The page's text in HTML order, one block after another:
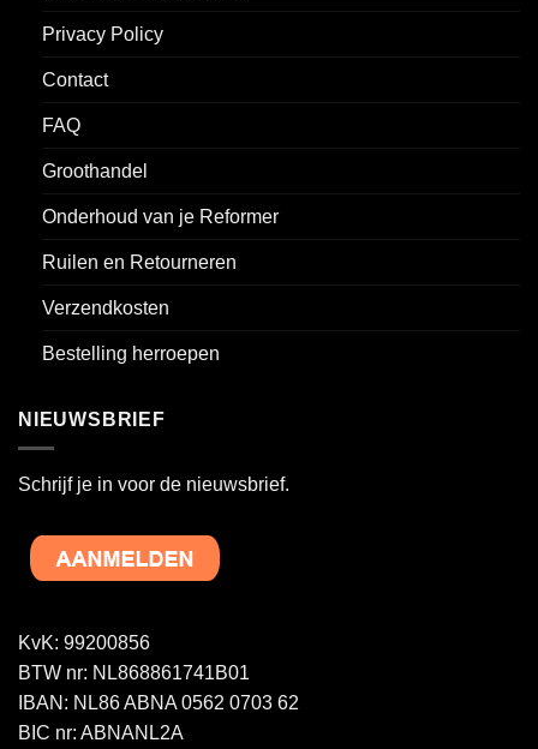
Privacy Policy
Contact
FAQ
Groothandel
Onderhoud van je Reformer
Ruilen en Retourneren
Verzendkosten
Bestelling herroepen
NIEUWSBRIEF
Schrijf je in voor de nieuwsbrief.
KvK: 99200856
BTW nr: NL868861741B01
IBAN: NL86 ABNA 0562 0703 62
BIC nr: ABNANL2A